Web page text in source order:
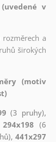
v
a
širokých
(motiv
(3 pruhy),
294x198 (6
441x297